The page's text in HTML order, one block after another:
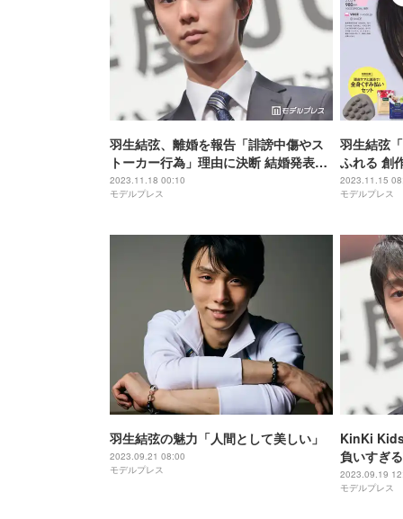
羽生結弦、離婚を報告「誹謗中傷やス
トーカー行為」理由に決断 結婚発表は
8月＜全文＞
2023.11.18 00:10
モデルプレス
羽生結弦
ふれる 創
初公開
2023.11.15
モデルプレス
羽生結弦の魅力「人間として美しい」
2023.09.21 08:00
モデルプレス
KinKi
負いすぎ
は？
2023.09.19
モデルプレス